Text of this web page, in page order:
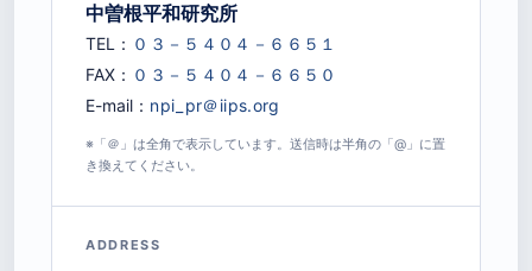
中曽根平和研究所
TEL：
FAX：
E-mail：
※「＠」は全角で表示しています。送信時は半角の「@」に置
き換えてください。
ADDRESS